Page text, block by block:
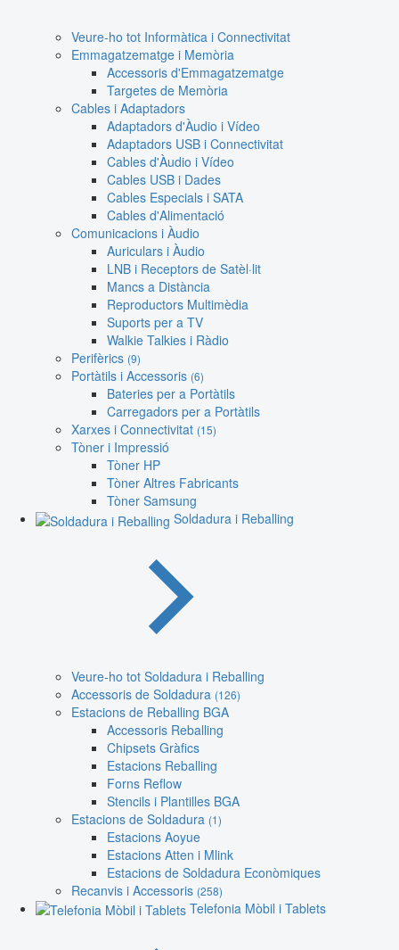
Veure-ho tot Informàtica i Connectivitat
Emmagatzematge i Memòria
Accessoris d'Emmagatzematge
Targetes de Memòria
Cables i Adaptadors
Adaptadors d'Àudio i Vídeo
Adaptadors USB i Connectivitat
Cables d'Àudio i Vídeo
Cables USB i Dades
Cables Especials i SATA
Cables d'Alimentació
Comunicacions i Àudio
Auriculars i Àudio
LNB i Receptors de Satèl·lit
Mancs a Distància
Reproductors Multimèdia
Suports per a TV
Walkie Talkies i Ràdio
Perifèrics (9)
Portàtils i Accessoris (6)
Bateries per a Portàtils
Carregadors per a Portàtils
Xarxes i Connectivitat (15)
Tòner i Impressió
Tòner HP
Tòner Altres Fabricants
Tòner Samsung
Soldadura i Reballing
Veure-ho tot Soldadura i Reballing
Accessoris de Soldadura (126)
Estacions de Reballing BGA
Accessoris Reballing
Chipsets Gràfics
Estacions Reballing
Forns Reflow
Stencils i Plantilles BGA
Estacions de Soldadura (1)
Estacions Aoyue
Estacions Atten i Mlink
Estacions de Soldadura Econòmiques
Recanvis i Accessoris (258)
Telefonia Mòbil i Tablets